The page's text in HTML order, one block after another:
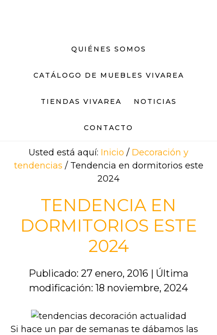
QUIÉNES SOMOS
CATÁLOGO DE MUEBLES VIVAREA
TIENDAS VIVAREA NOTICIAS
CONTACTO
Usted está aquí: Inicio / Decoración y
tendencias /Tendencia en dormitorios este
2024
TENDENCIA EN
DORMITORIOS ESTE
2024
Publicado: 27 enero, 2016 | Última
modificación: 18 noviembre, 2024
Si hace un par de semanas te dábamos las